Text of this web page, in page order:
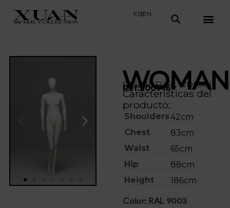
ES|EN
WOMAN
Ref:200716
CASUAL FULL ,WOMAN
Características del
producto:
Shoulders42cm
Chest
83cm
Waist
65cm
Hip
88cm
Height
186cm
Color: RAL 9003